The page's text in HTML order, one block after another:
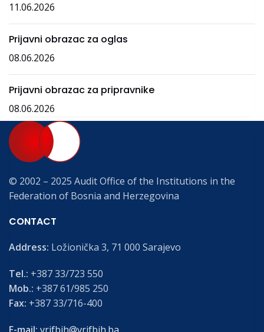
11.06.2026
Prijavni obrazac za oglas
08.06.2026
Prijavni obrazac za pripravnike
08.06.2026
© 2002 – 2025 Audit Office of the Institutions in the
Federation of Bosnia and Herzegovina
CONTACT
Address: Ložionička 3, 71 000 Sarajevo
Tel.: +387 33/723 550
Mob.: +387 61/985 250
Fax: +387 33/716-400
E-mail: vrifbih@vrifbih.ba